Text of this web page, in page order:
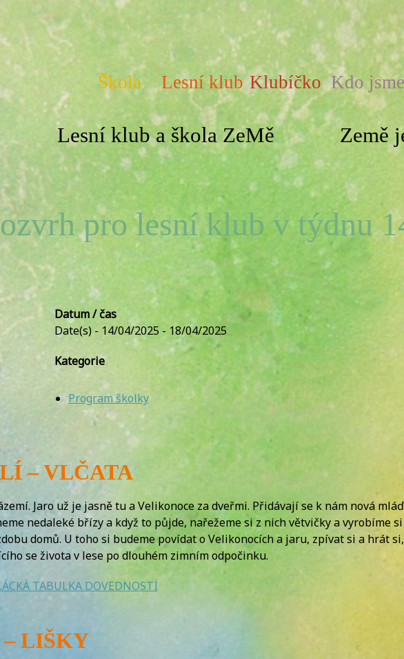
Škola Lesní klub Klubíčko Kdo jsme
Lesní klub a škola ZeMě Země
pro lesní klub v týdnu
Datum / čas
Date(s) - 14/04/2025 - 18/04/2025
Kategorie
Program školky
– VLČATA
Jaro už je jasně tu a Velikonoce za dveřmi. Přidávají se k nám nová
nedaleké břízy a když to půjde, nařežeme si z nich větvičky a vyrobíme
domů. U toho si budeme povídat o Velikonocích a jaru, zpívat si a hrát
se života v lese po dlouhém zimním odpočinku.
TABULKA DOVEDNOSTÍ
LIŠKY